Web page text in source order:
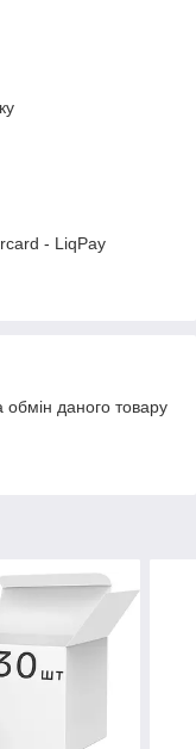
- LiqPay
даного товару